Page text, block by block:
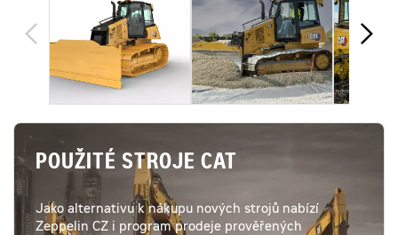
POUŽITÉ STROJE CAT
Jako alternativu k nákupu nových strojů nabízí
Zeppelin CZ i program prodeje prověřených